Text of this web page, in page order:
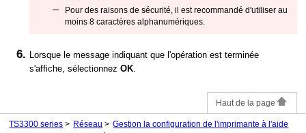
Pour des raisons de sécurité, il est recommandé d'utiliser au
moins 8 caractères alphanumériques.
Lorsque le message indiquant que l'opération est terminée
s'affiche, sélectionnezOK.
Haut de la page
TS3300 series Réseau
Gestion la configuration de l'imprimante à l'aide